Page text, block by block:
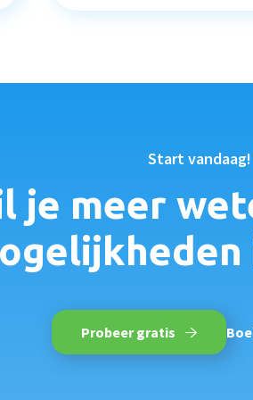
Start vandaag!
je meer
Probeer gratis